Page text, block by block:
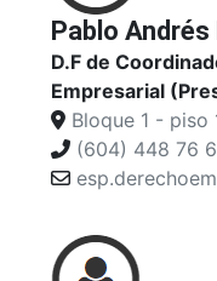
Pablo
D.F de
Empresarial
Bloque 1 - piso
(604) 448 76